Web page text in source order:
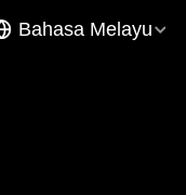
Bahasa Melayu